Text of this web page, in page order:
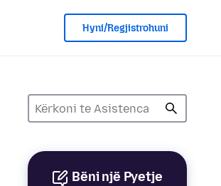
Hyni/Regjistrohuni
Bëni një Pyetje